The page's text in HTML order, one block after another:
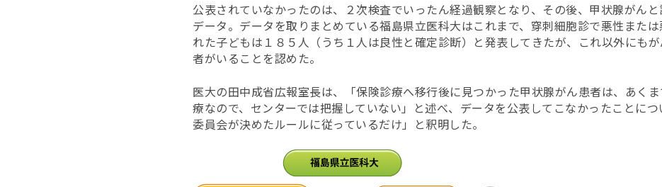
公表されていなかったのは、２次検査でいったん経過観察となり、その後、甲状腺がん
データ。データを取りまとめている福島県立医科大はこれまで、穿刺細胞診で悪性また
れた子どもは１８５人（うち１人は良性と確定診断）と発表してきたが、これ以外にも
者がいることを認めた。
医大の田中成省広報室長は、「保険診療へ移行後に見つかった甲状腺がん患者は、あく
療なので、センターでは把握していない」と述べ、データを公表してこなかったことに
委員会が決めたルールに従っているだけ」と釈明した。